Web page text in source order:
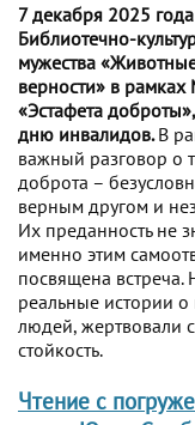
7 декабря 2025
Библиотечно-
мужества
верности» в
«Эстафета
дню инвалидов.В
важный разговор о
доброта –
верным другом и
Их преданность не
именно этим
посвящена встреча.
реальные истории
людей, жертвовали
стойкость.
Чтение с